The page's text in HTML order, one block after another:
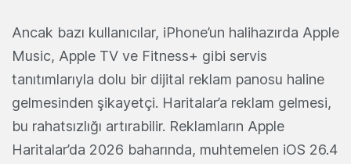
Ancak bazı kullanıcılar, iPhone’un halihazırda Apple
Music, Apple TV ve Fitness+ gibi servis
tanıtımlarıyla dolu bir dijital reklam panosu haline
gelmesinden şikayetçi. Haritalar’a reklam gelmesi,
bu rahatsızlığı artırabilir. Reklamların Apple
Haritalar’da 2026 baharında, muhtemelen iOS 26.4